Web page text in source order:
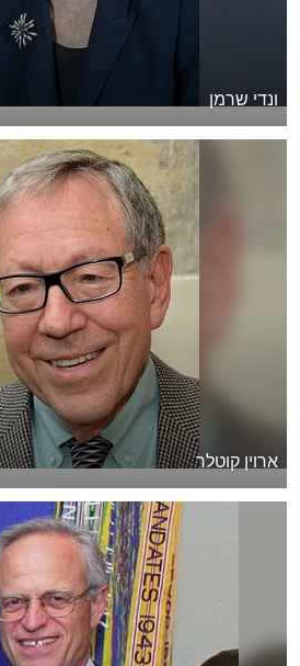
ונדי שרמן
ארוין קוטלר